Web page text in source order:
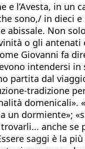
e l’Avesta, in un
sono,/ in dieci
abissale. Non
o gli
Giovanni fa
intendersi in
partita dal
tradizione
domenicali». «
un dormiente»;
anche se
saggi è la